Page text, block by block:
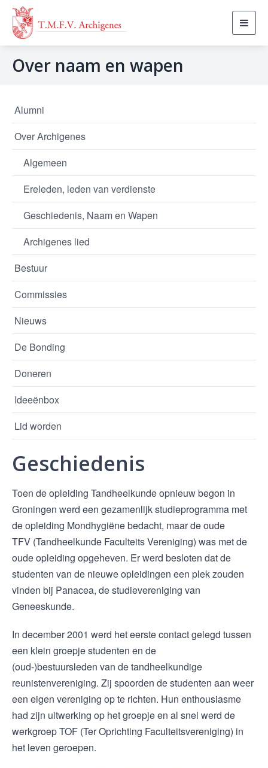
Over naam en wapen
Alumni
Over Archigenes
Algemeen
Ereleden, leden van verdienste
Geschiedenis, Naam en Wapen
Archigenes lied
Bestuur
Commissies
Nieuws
De Bonding
Doneren
Ideeënbox
Lid worden
Geschiedenis
Toen de opleiding Tandheelkunde opnieuw begon in
Groningen werd een gezamenlijk studieprogramma met
de opleiding Mondhygiëne bedacht, maar de oude
TFV (Tandheelkunde Faculteits Vereniging) was met de
oude opleiding opgeheven. Er werd besloten dat de
studenten van de nieuwe opleidingen een plek zouden
vinden bij Panacea, de studievereniging van
Geneeskunde.
In december 2001 werd het eerste contact gelegd tussen
een klein groepje studenten en de
(oud-)bestuursleden van de tandheelkundige
reunistenvereniging. Zij spoorden de studenten aan weer
een eigen vereniging op te richten. Hun enthousiasme
had zijn uitwerking op het groepje en al snel werd de
werkgroep TOF (Ter Oprichting Faculteitsvereniging) in
het leven geroepen.